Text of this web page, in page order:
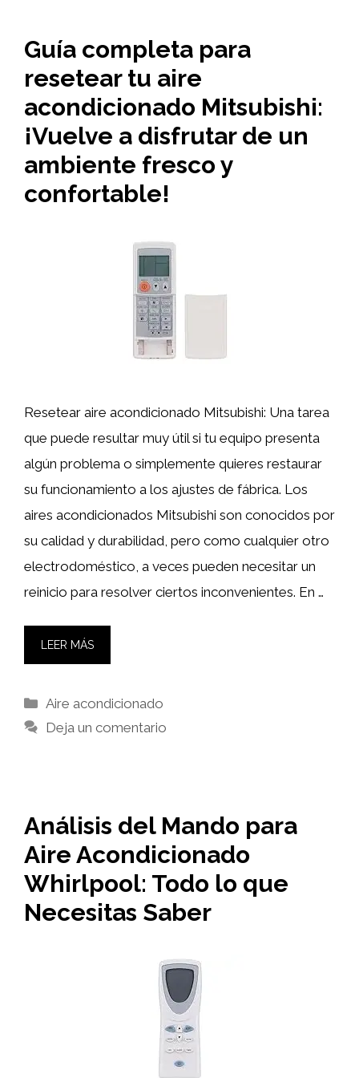
Guía completa para
resetear tu aire
acondicionado Mitsubishi:
¡Vuelve a disfrutar de un
ambiente fresco y
confortable!
Resetear aire acondicionado Mitsubishi: Una tarea
que puede resultar muy útil si tu equipo presenta
algún problema o simplemente quieres restaurar
su funcionamiento a los ajustes de fábrica. Los
aires acondicionados Mitsubishi son conocidos por
su calidad y durabilidad, pero como cualquier otro
electrodoméstico, a veces pueden necesitar un
reinicio para resolver ciertos inconvenientes. En …
LEER MÁS
Categorías
Aire acondicionado
Deja un comentario
Análisis del Mando para
Aire Acondicionado
Whirlpool: Todo lo que
Necesitas Saber